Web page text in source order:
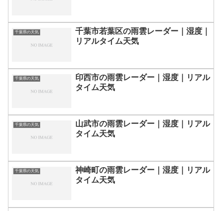
千葉県の天気
千葉市若葉区の雨雲レーダー｜湿度｜
リアルタイム天気
千葉県の天気
印西市の雨雲レーダー｜湿度｜リアル
タイム天気
千葉県の天気
山武市の雨雲レーダー｜湿度｜リアル
タイム天気
千葉県の天気
神崎町の雨雲レーダー｜湿度｜リアル
タイム天気